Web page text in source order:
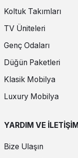
Koltuk Takımları
TV Üniteleri
Genç Odaları
Düğün Paketleri
Klasik Mobilya
Luxury Mobilya
YARDIM VE İLETİŞİM
Bize Ulaşın